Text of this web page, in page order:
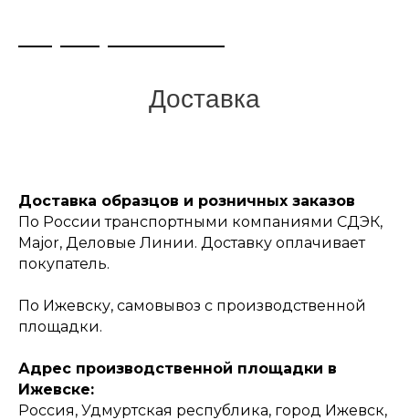
Доставка
Доставка образцов и розничных заказов
По России транспортными компаниями СДЭК,
Major, Деловые Линии. Доставку оплачивает
покупатель.
По Ижевску, самовывоз с производственной
площадки.
Адрес производственной площадки в
Ижевске:
Россия, Удмуртская республика, город Ижевск,